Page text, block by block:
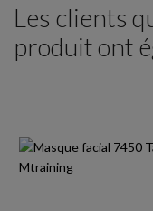
Les clients
produit ont